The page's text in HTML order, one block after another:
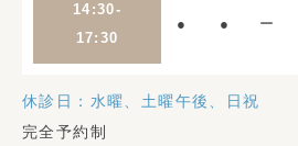
14:30-
17:30
● ● ー
休診日：水曜、土曜午後、日祝
完全予約制